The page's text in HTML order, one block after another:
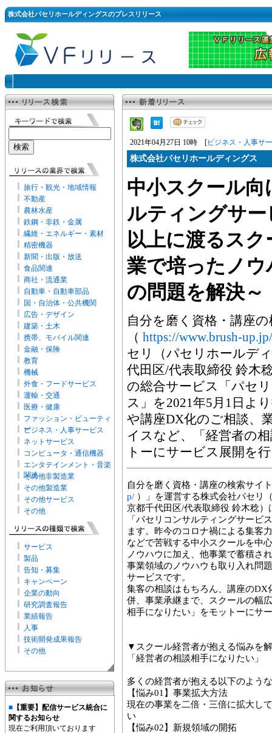
株式会社パセリホールディングスのプレスリリース
旅行・観光・地域情報
不動産
農林水産
鉄鋼・非鉄・金属
繊維・エネルギー・素材
精密機器
新聞・出版・放送
食品関連
商社・流通業
自動車・自動車部品
国・自治体・公共機関
広告・デザイン
建築・土木
携帯、モバイル関連
金融・保険
教育
機械
外食・フードサービス
運輸・交通
医療・健康
ファッション・ビューティ
ー
ビジネス・人事サービス
ネットサービス
コンピュータ・通信機器
エンタテインメント・音楽
関連
その他非製造業
その他製造業
その他サービス
その他
サービス
製品
告知・募集
キャンペーン
企業の動向
研究調査報告
業績報告
人事
技術開発成果報告
その他
■ 【重要】配信サービス統合に
関するお知らせ
現在ご利用頂いております
2021年04月27日 10時 [ビジネス・人事サ
株式会社パセリホールディングス
中小スクール
ルティングサー
以上に渡るス
業で培ったノ
の問題を解決～
自分を磨く資格・講座
（ https://www.brush-up.jp/
セリ（パセリホールデ
代田区/代表取締役 鈴木
の総合サービス「パセ
ス」を2021年5月1日よ
や講座DX化のご相談、
イスなど、「経営者の
トーにサービス展開を
自分を磨く資格・講座の検索サイ
p/ ）」を運営する株式会社パセ
京都千代田区/代表取締役 鈴木稔
「パセリコンサルティングサービ
ます。昨今のコロナ禍による集客
などで苦戦する中小スクールを中
ノウハウに加え、他事業で蓄積さ
事業領域のノウハウも取り入れ問
サービスです。
集客の相談はもちろん、講座の
併、事業承継まで、スクールの幅
相手になりたい」をモットーにサ
▼スクール経営者が抱える悩みを
「経営者の相談相手になりたい」
多くの経営者が抱える以下のよう
【悩み01】事業拡大方法
現在の事業を二倍・三倍に拡大し
い
【悩み02】新規領域の開拓